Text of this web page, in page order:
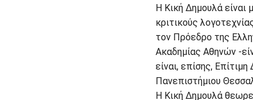
Η Κική Δημουλά είναι
κριτικούς
τον Πρόεδρο της
Ακαδημίας Αθηνών -
είναι, επίσης,
Πανεπιστήμιου
Η Κική Δημουλά